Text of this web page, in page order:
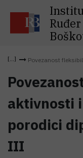
Ruđer
Povezanost
aktivnosti
porodici
III